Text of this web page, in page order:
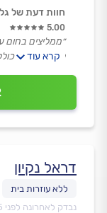
חוות דעת של
5.00
״ממליצים בחום
לרצפה חיים,
קרא עוד
דראל נקיון
נבדק לאחרונה לפני 5 שעות